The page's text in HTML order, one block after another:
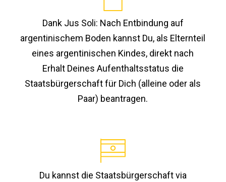
Dank Jus Soli: Nach Entbindung auf
argentinischem Boden kannst Du, als Elternteil
eines argentinischen Kindes, direkt nach
Erhalt Deines Aufenthaltsstatus die
Staatsbürgerschaft für Dich (alleine oder als
Paar) beantragen.
Du kannst die Staatsbürgerschaft via